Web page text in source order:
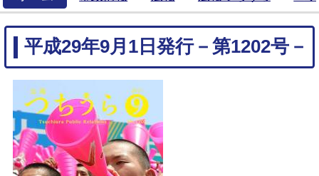
平成29年9月1日発行－第1202号－